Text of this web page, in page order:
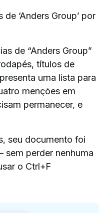
‘Anders Group’ por
de “Anders Group”
títulos de
uma lista para
menções em
permanecer, e
seu documento foi
perder nenhuma
o Ctrl+F